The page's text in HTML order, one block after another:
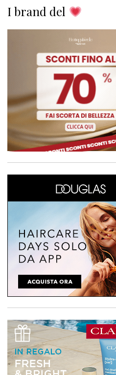
I brand del